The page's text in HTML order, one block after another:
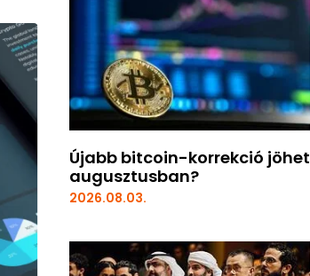
Újabb bitcoin-korrekció jöhet
augusztusban?
2026.08.03.